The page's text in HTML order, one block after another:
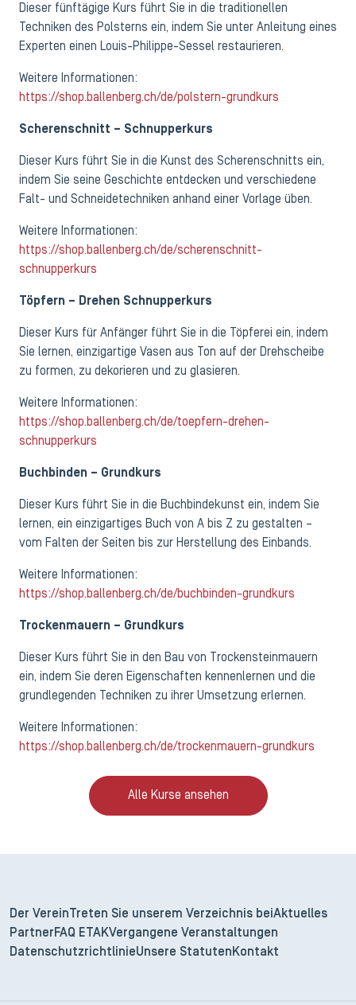
Dieser fünftägige Kurs führt Sie in die traditionellen
Techniken des Polsterns ein, indem Sie unter Anleitung eines
Experten einen Louis-Philippe-Sessel restaurieren.
Weitere Informationen:
https://shop.ballenberg.ch/de/polstern-grundkurs
Scherenschnitt – Schnupperkurs
Dieser Kurs führt Sie in die Kunst des Scherenschnitts ein,
indem Sie seine Geschichte entdecken und verschiedene
Falt- und Schneidetechniken anhand einer Vorlage üben.
Weitere Informationen:
https://shop.ballenberg.ch/de/scherenschnitt-
schnupperkurs
Töpfern – Drehen Schnupperkurs
Dieser Kurs für Anfänger führt Sie in die Töpferei ein, indem
Sie lernen, einzigartige Vasen aus Ton auf der Drehscheibe
zu formen, zu dekorieren und zu glasieren.
Weitere Informationen:
https://shop.ballenberg.ch/de/toepfern-drehen-
schnupperkurs
Buchbinden – Grundkurs
Dieser Kurs führt Sie in die Buchbindekunst ein, indem Sie
lernen, ein einzigartiges Buch von A bis Z zu gestalten –
vom Falten der Seiten bis zur Herstellung des Einbands.
Weitere Informationen:
https://shop.ballenberg.ch/de/buchbinden-grundkurs
Trockenmauern – Grundkurs
Dieser Kurs führt Sie in den Bau von Trockensteinmauern
ein, indem Sie deren Eigenschaften kennenlernen und die
grundlegenden Techniken zu ihrer Umsetzung erlernen.
Weitere Informationen:
https://shop.ballenberg.ch/de/trockenmauern-grundkurs
Alle Kurse ansehen
Der Verein Treten Sie unserem Verzeichnis bei Aktuelles
Partner FAQ ETAKVergangene Veranstaltungen
DatenschutzrichtlinieUnsere Statuten Kontakt